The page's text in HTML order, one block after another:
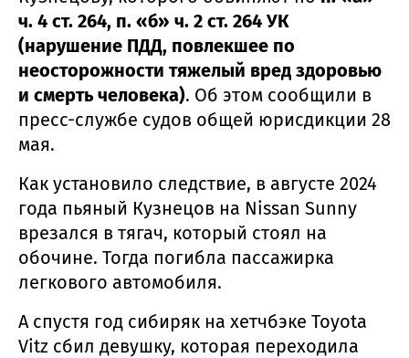
ч. 4 ст. 264, п. «б» ч. 2 ст. 264 УК
(нарушение ПДД, повлекшее по
неосторожности тяжелый вред здоровью
и смерть человека). Об этом сообщили в
пресс-службе судов общей юрисдикции 28
мая.
Как установило следствие, в августе 2024
года пьяный Кузнецов на Nissan Sunny
врезался в тягач, который стоял на
обочине. Тогда погибла пассажирка
легкового автомобиля.
А спустя год сибиряк на хетчбэке Toyota
Vitz сбил девушку, которая переходила